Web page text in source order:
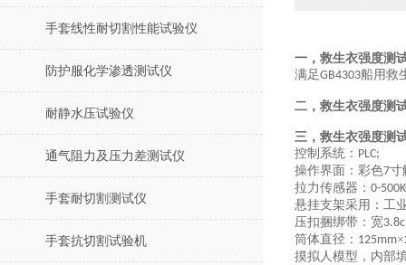
手套线性耐切割性能试验仪
防护服化学渗透测试仪
耐静水压试验仪
通气阻力及压力差测试仪
手套耐切割测试仪
手套抗切割试验机
一，救生衣强度测
满足GB4303船用救
二，救生衣强度测
三，救生衣强度测
控制系统： PLC;
操作界面：彩色7寸
拉力传感器： 0-
悬挂支架采用：工
压扣捆绑带：宽
筒体直径： 125mm×
摸拟人模型，内部